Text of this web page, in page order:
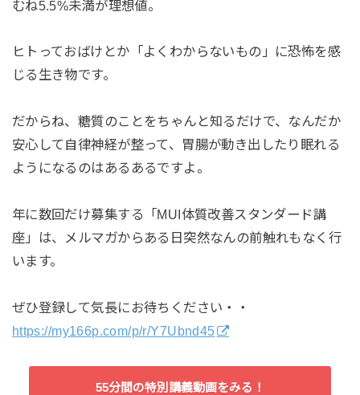
むね5.5%未満が理想値。
ヒトっておばけとか「よくわからないもの」に恐怖を感
じる生き物です。
だからね、糖質のことをちゃんと知るだけで、なんだか
安心して自律神経が整って、胃腸が動き出したり眠れる
ようになるのはあるあるですよ。
年に数回だけ募集する「MUI体質改善スタンダード講
座」は、メルマガからある日突然なんの前触れもなく行
います。
ぜひ登録して気長にお待ちください・・
https://my166p.com/p/r/Y7Ubnd45
55分間の特別講義動画をみる！